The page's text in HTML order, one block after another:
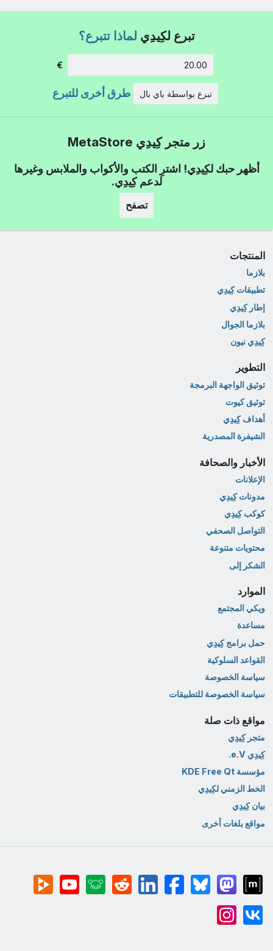
تبرع لكِيدِي لماذا تتبرع؟
الكمية: €
تبرع بواسطة باي بال طرق أخرى للتبرع
زر متجر كِيدِي MetaStore
أظهر حبك لكِيدِي! اشترِ الكتب والأكواب والملابس وغيرها
لدعم كِيدِي.
تصفح
المنتجات
بلازما
تطبيقات كِيدِي
إطار كِيدِي
بلازما الجوال
كِيدِي نيون
التطوير
توثيق الواجهة البرمجة
توثيق كيوت
أهداف كِيدِي
الشيفرة المصدرية
الأخبار والصحافة
الإعلانات
مدونات كِيدِي
كوكب كِيدِي
التواصل الصحفي
محتويات متنوعة
الشكر إلى
الموارد
ويكي المجتمع
مساعدة
حمل برامج كِيدِي
القواعد السلوكية
سياسة الخصوصة
سياسة الخصوصة للتطبيقات
مواقع ذات صلة
متجر كِيدِي
كِيدِي e.V.
مؤسسة KDE Free Qt
الخط الزمني لكِيدِي
بيان كِيدِي
مواقع بلغات أخرى